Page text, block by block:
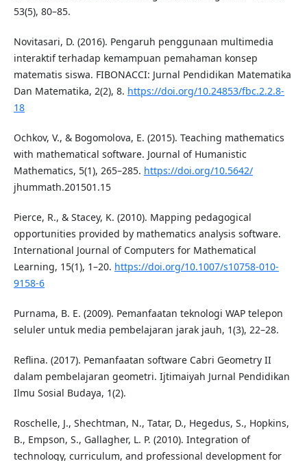
53(5), 80–85.
Novitasari, D. (2016). Pengaruh penggunaan multimedia
interaktif terhadap kemampuan pemahaman konsep
matematis siswa. FIBONACCI: Jurnal Pendidikan Matematika
Dan Matematika, 2(2), 8. https://doi.org/10.24853/fbc.2.2.8-
18
Ochkov, V., & Bogomolova, E. (2015). Teaching mathematics
with mathematical software. Journal of Humanistic
Mathematics, 5(1), 265–285. https://doi.org/10.5642/
jhummath.201501.15
Pierce, R., & Stacey, K. (2010). Mapping pedagogical
opportunities provided by mathematics analysis software.
International Journal of Computers for Mathematical
Learning, 15(1), 1–20. https://doi.org/10.1007/s10758-010-
9158-6
Purnama, B. E. (2009). Pemanfaatan teknologi WAP telepon
seluler untuk media pembelajaran jarak jauh, 1(3), 22–28.
Reflina. (2017). Pemanfaatan software Cabri Geometry II
dalam pembelajaran geometri. Ijtimaiyah Jurnal Pendidikan
Ilmu Sosial Budaya, 1(2).
Roschelle, J., Shechtman, N., Tatar, D., Hegedus, S., Hopkins,
B., Empson, S., Gallagher, L. P. (2010). Integration of
technology, curriculum, and professional development for